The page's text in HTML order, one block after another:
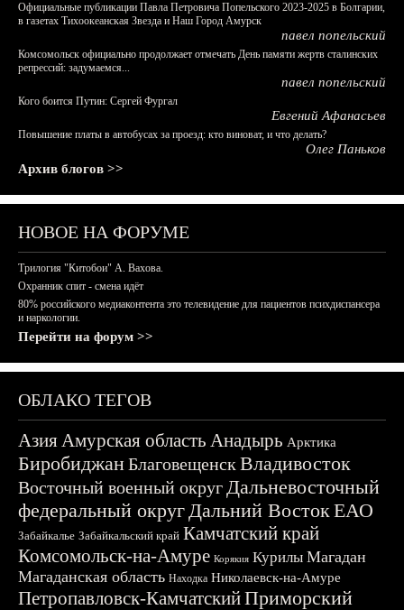
Официальные публикации Павла Петровича Попельского 2023-2025 в Болгарии,
в газетах Тихоокеанская Звезда и Наш Город Амурск
павел попельский
Комсомольск официально продолжает отмечать День памяти жертв сталинских
репрессий: задумаемся...
павел попельский
Кого боится Путин: Сергей Фургал
Евгений Афанасьев
Повышение платы в автобусах за проезд: кто виноват, и что делать?
Олег Паньков
Архив блогов >>
НОВОЕ НА ФОРУМЕ
Трилогия "Китобои" А. Вахова.
Охранник спит - смена идёт
80% российского медиаконтента это телевидение для пациентов психдиспансера
и наркологии.
Перейти на форум >>
ОБЛАКО ТЕГОВ
АзияАмурская область Анадырь Арктика
БиробиджанБлаговещенскВладивосток
Восточный военный округДальневосточный
федеральный округДальний ВостокЕАО
Забайкалье Забайкальский край Камчатский край
Комсомольск-на-Амуре Корякия Курилы Магадан
Магаданская область Находка Николаевск-на-Амуре
Петропавловск-КамчатскийПриморский